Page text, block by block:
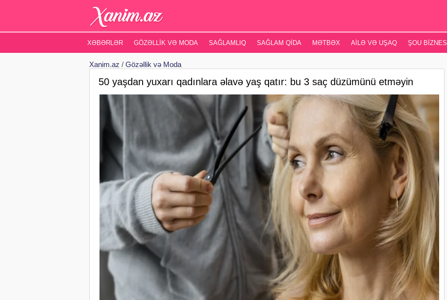
XƏBƏRLƏR GÖZƏLLIK VƏ MODA SAĞLAMLIQ SAĞLAM QIDA MƏTBƏX AILƏ VƏ UŞAQ ŞOU BIZNES
Xanim.az / Gözəllik və Moda
50 yaşdan yuxarı qadınlara əlavə yaş qatır: bu 3 saç düzümünü etməyin